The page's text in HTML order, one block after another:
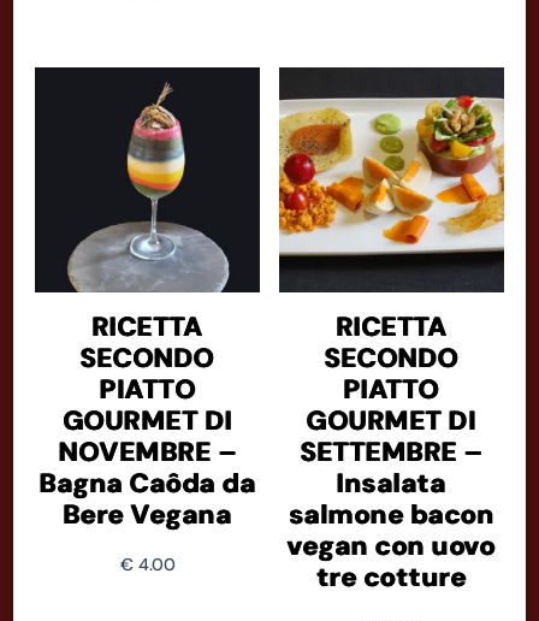
RICETTA
SECONDO
PIATTO
GOURMET DI
NOVEMBRE –
Bagna Caôda da
Bere Vegana
€4.00
RICETTA
SECONDO
PIATTO
GOURMET DI
SETTEMBRE –
Insalata
salmone bacon
vegan con uovo
tre cotture